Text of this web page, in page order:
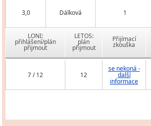
3,0 Dálková 1
LONI:
přihlášení/plán
přijmout
LETOS:
plán
přijmout
Přijímací
zkouška
7 / 12 12
se nekoná -
další
informace